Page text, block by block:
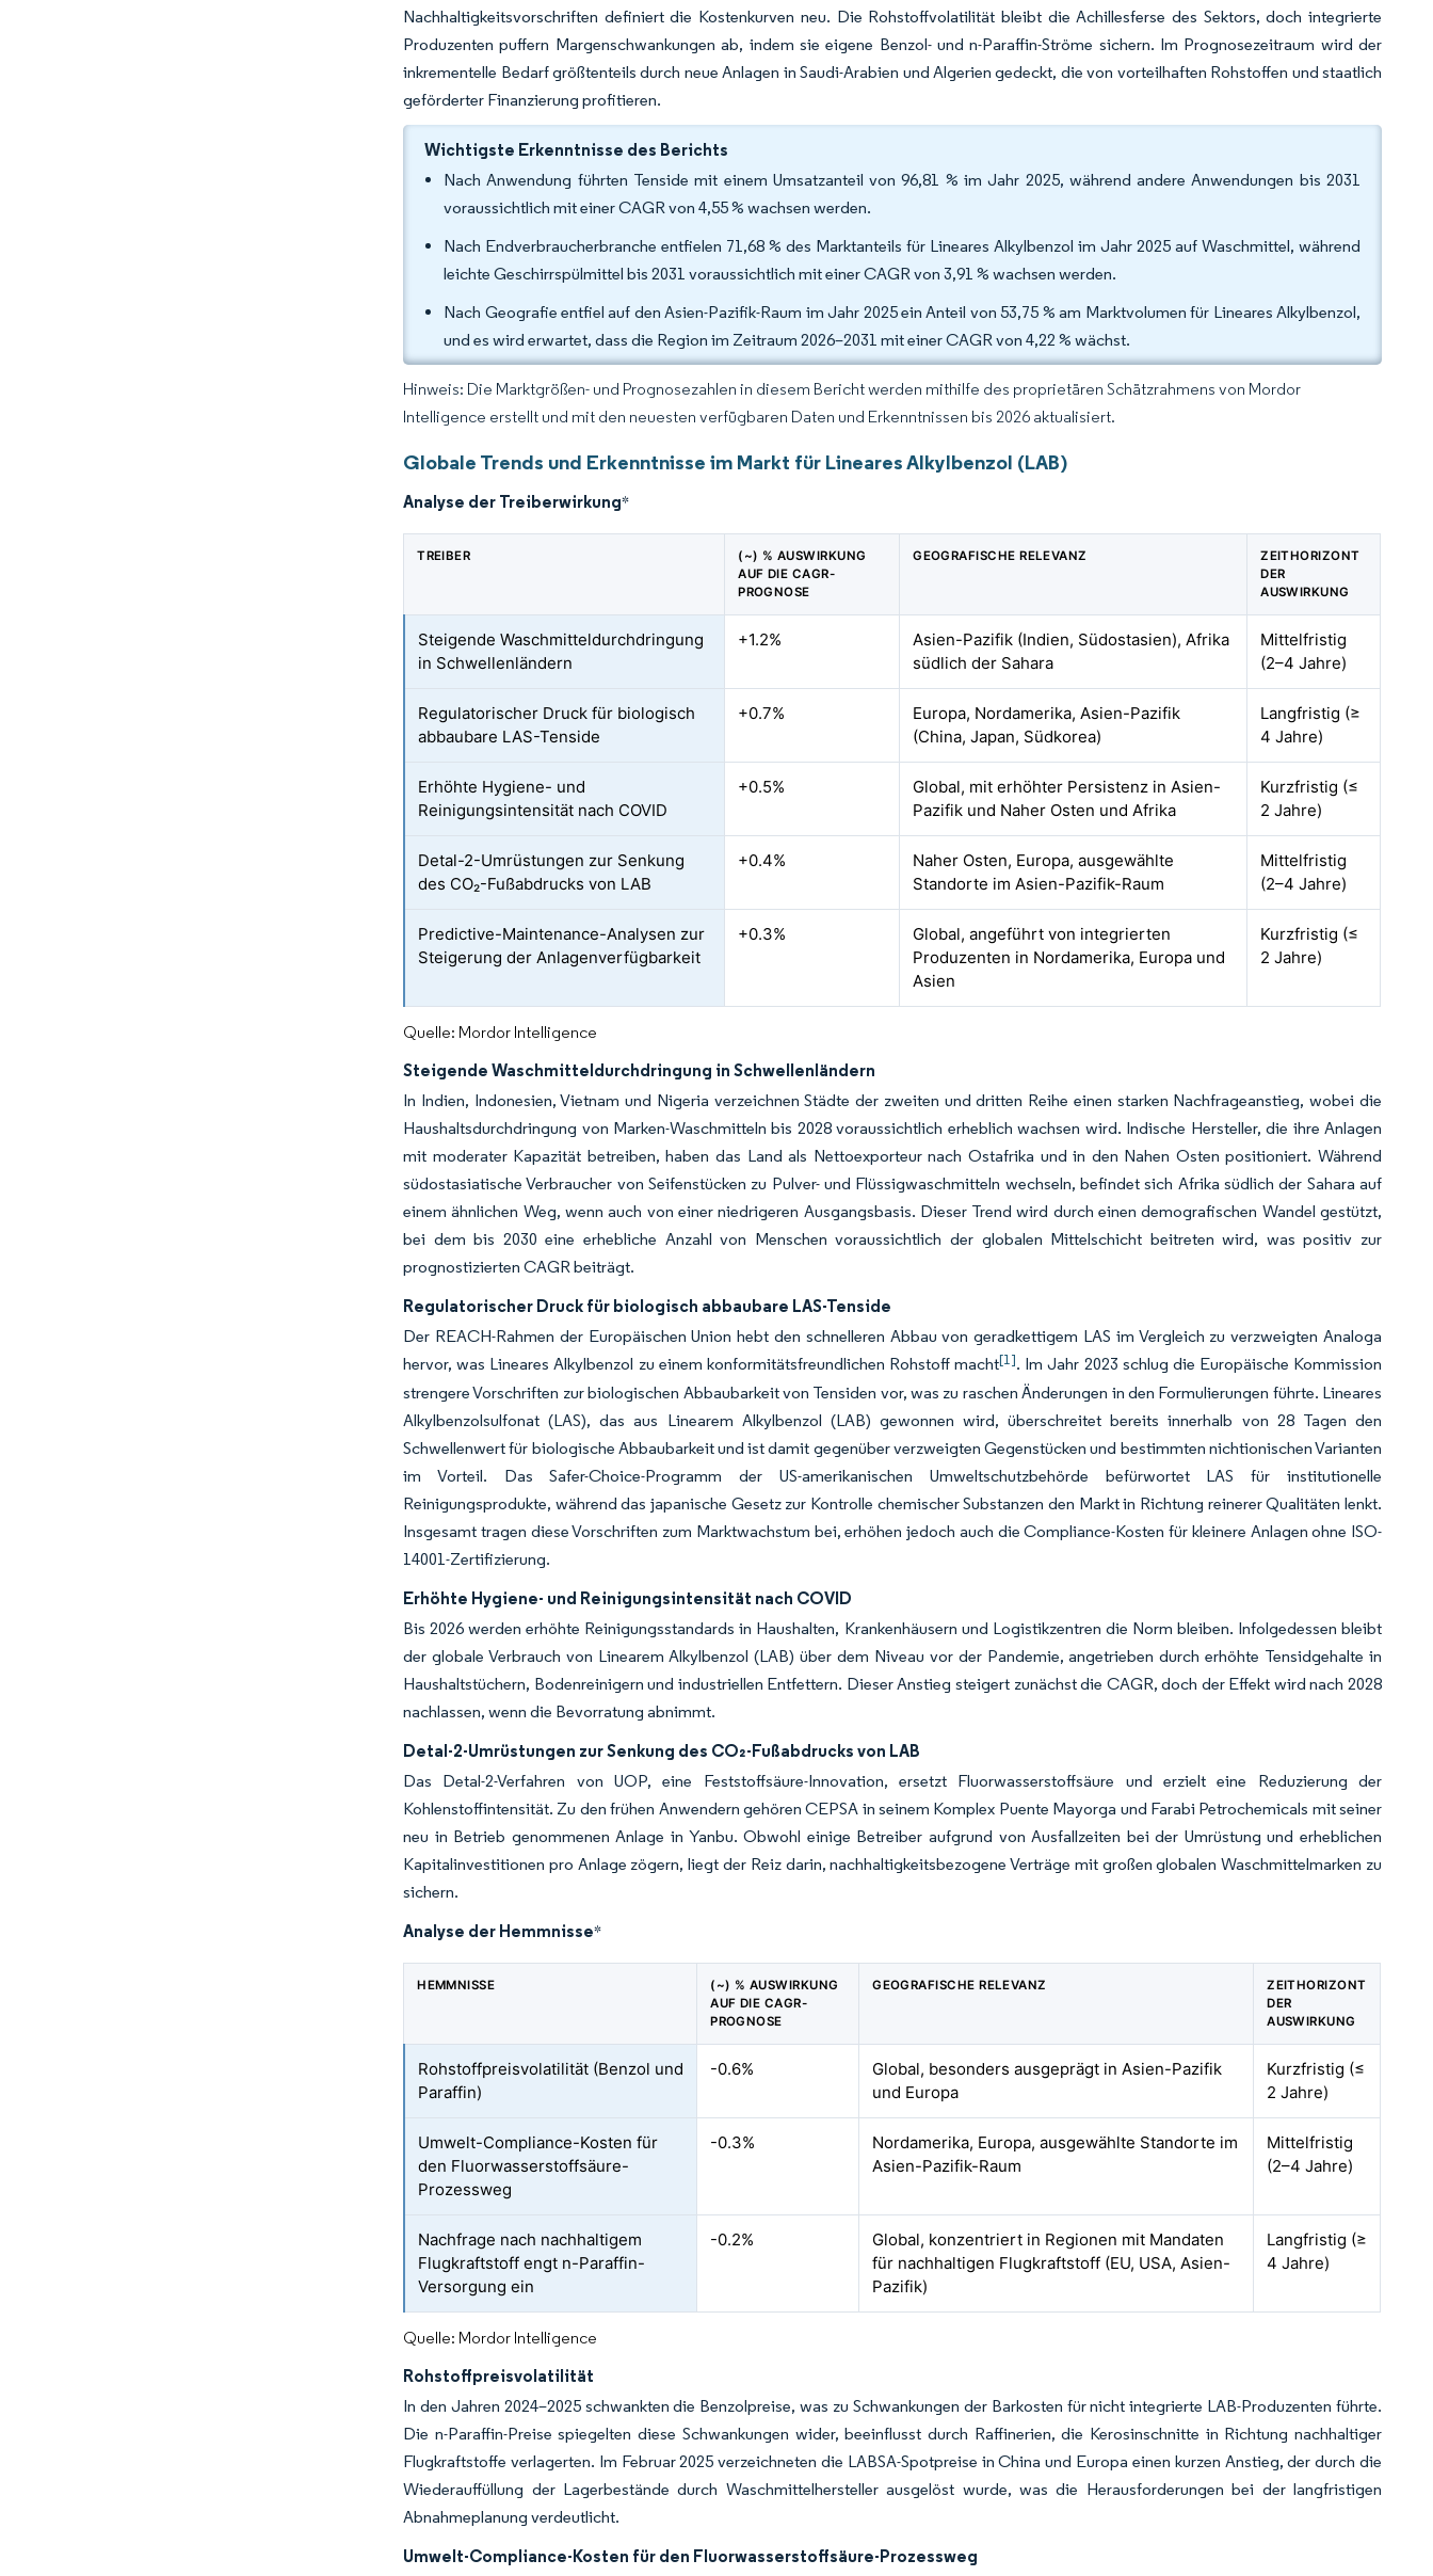
Nachhaltigkeitsvorschriften definiert die Kostenkurven neu. Die Rohstoffvolatilität bleibt die Achillesferse des Sektors, doch integrierte
Produzenten puffern Margenschwankungen ab, indem sie eigene Benzol- und n-Paraffin-Ströme sichern. Im Prognosezeitraum wird der
inkrementelle Bedarf größtenteils durch neue Anlagen in Saudi-Arabien und Algerien gedeckt, die von vorteilhaften Rohstoffen und staatlich
geförderter Finanzierung profitieren.
Wichtigste Erkenntnisse des Berichts
Nach Anwendung führten Tenside mit einem Umsatzanteil von 96,81 % im Jahr 2025, während andere Anwendungen bis 2031
voraussichtlich mit einer CAGR von 4,55 % wachsen werden.
Nach Endverbraucherbranche entfielen 71,68 % des Marktanteils für Lineares Alkylbenzol im Jahr 2025 auf Waschmittel, während
leichte Geschirrspülmittel bis 2031 voraussichtlich mit einer CAGR von 3,91 % wachsen werden.
Nach Geografie entfiel auf den Asien-Pazifik-Raum im Jahr 2025 ein Anteil von 53,75 % am Marktvolumen für Lineares Alkylbenzol,
und es wird erwartet, dass die Region im Zeitraum 2026–2031 mit einer CAGR von 4,22 % wächst.
Hinweis: Die Marktgrößen- und Prognosezahlen in diesem Bericht werden mithilfe des proprietären Schätzrahmens von Mordor
Intelligence erstellt und mit den neuesten verfügbaren Daten und Erkenntnissen bis 2026 aktualisiert.
Globale Trends und Erkenntnisse im Markt für Lineares Alkylbenzol (LAB)
Analyse der Treiberwirkung*
TREIBER
(~) % AUSWIRKUNG
AUF DIE CAGR-
PROGNOSE
GEOGRAFISCHE RELEVANZ
ZEITHORIZONT
DER
AUSWIRKUNG
Steigende Waschmitteldurchdringung
in Schwellenländern
+1.2%
Asien-Pazifik (Indien, Südostasien), Afrika
südlich der Sahara
Mittelfristig
(2–4 Jahre)
Regulatorischer Druck für biologisch
abbaubare LAS-Tenside
+0.7%
Europa, Nordamerika, Asien-Pazifik
(China, Japan, Südkorea)
Langfristig (≥
4 Jahre)
Erhöhte Hygiene- und
Reinigungsintensität nach COVID
+0.5%
Global, mit erhöhter Persistenz in Asien-
Pazifik und Naher Osten und Afrika
Kurzfristig (≤
2 Jahre)
Detal-2-Umrüstungen zur Senkung
des CO₂-Fußabdrucks von LAB
+0.4%
Naher Osten, Europa, ausgewählte
Standorte im Asien-Pazifik-Raum
Mittelfristig
(2–4 Jahre)
Predictive-Maintenance-Analysen zur
Steigerung der Anlagenverfügbarkeit
+0.3%
Global, angeführt von integrierten
Produzenten in Nordamerika, Europa und
Asien
Kurzfristig (≤
2 Jahre)
Quelle: Mordor Intelligence
Steigende Waschmitteldurchdringung in Schwellenländern
In Indien, Indonesien, Vietnam und Nigeria verzeichnen Städte der zweiten und dritten Reihe einen starken Nachfrageanstieg, wobei die
Haushaltsdurchdringung von Marken-Waschmitteln bis 2028 voraussichtlich erheblich wachsen wird. Indische Hersteller, die ihre Anlagen
mit moderater Kapazität betreiben, haben das Land als Nettoexporteur nach Ostafrika und in den Nahen Osten positioniert. Während
südostasiatische Verbraucher von Seifenstücken zu Pulver- und Flüssigwaschmitteln wechseln, befindet sich Afrika südlich der Sahara auf
einem ähnlichen Weg, wenn auch von einer niedrigeren Ausgangsbasis. Dieser Trend wird durch einen demografischen Wandel gestützt,
bei dem bis 2030 eine erhebliche Anzahl von Menschen voraussichtlich der globalen Mittelschicht beitreten wird, was positiv zur
prognostizierten CAGR beiträgt.
Regulatorischer Druck für biologisch abbaubare LAS-Tenside
Der REACH-Rahmen der Europäischen Union hebt den schnelleren Abbau von geradkettigem LAS im Vergleich zu verzweigten Analoga
hervor, was Lineares Alkylbenzol zu einem konformitätsfreundlichen Rohstoff macht[1]. Im Jahr 2023 schlug die Europäische Kommission
strengere Vorschriften zur biologischen Abbaubarkeit von Tensiden vor, was zu raschen Änderungen in den Formulierungen führte. Lineares
Alkylbenzolsulfonat (LAS), das aus Linearem Alkylbenzol (LAB) gewonnen wird, überschreitet bereits innerhalb von 28 Tagen den
Schwellenwert für biologische Abbaubarkeit und ist damit gegenüber verzweigten Gegenstücken und bestimmten nichtionischen Varianten
im Vorteil. Das Safer-Choice-Programm der US-amerikanischen Umweltschutzbehörde befürwortet LAS für institutionelle
Reinigungsprodukte, während das japanische Gesetz zur Kontrolle chemischer Substanzen den Markt in Richtung reinerer Qualitäten lenkt.
Insgesamt tragen diese Vorschriften zum Marktwachstum bei, erhöhen jedoch auch die Compliance-Kosten für kleinere Anlagen ohne ISO-
14001-Zertifizierung.
Erhöhte Hygiene- und Reinigungsintensität nach COVID
Bis 2026 werden erhöhte Reinigungsstandards in Haushalten, Krankenhäusern und Logistikzentren die Norm bleiben. Infolgedessen bleibt
der globale Verbrauch von Linearem Alkylbenzol (LAB) über dem Niveau vor der Pandemie, angetrieben durch erhöhte Tensidgehalte in
Haushaltstüchern, Bodenreinigern und industriellen Entfettern. Dieser Anstieg steigert zunächst die CAGR, doch der Effekt wird nach 2028
nachlassen, wenn die Bevorratung abnimmt.
Detal-2-Umrüstungen zur Senkung des CO₂-Fußabdrucks von LAB
Das Detal-2-Verfahren von UOP, eine Feststoffsäure-Innovation, ersetzt Fluorwasserstoffsäure und erzielt eine Reduzierung der
Kohlenstoffintensität. Zu den frühen Anwendern gehören CEPSA in seinem Komplex Puente Mayorga und Farabi Petrochemicals mit seiner
neu in Betrieb genommenen Anlage in Yanbu. Obwohl einige Betreiber aufgrund von Ausfallzeiten bei der Umrüstung und erheblichen
Kapitalinvestitionen pro Anlage zögern, liegt der Reiz darin, nachhaltigkeitsbezogene Verträge mit großen globalen Waschmittelmarken zu
sichern.
Analyse der Hemmnisse*
HEMMNISSE
(~) % AUSWIRKUNG
AUF DIE CAGR-
PROGNOSE
GEOGRAFISCHE RELEVANZ
ZEITHORIZONT
DER
AUSWIRKUNG
Rohstoffpreisvolatilität (Benzol und
Paraffin)
-0.6%
Global, besonders ausgeprägt in Asien-Pazifik
und Europa
Kurzfristig (≤
2 Jahre)
Umwelt-Compliance-Kosten für
den Fluorwasserstoffsäure-
Prozessweg
-0.3%
Nordamerika, Europa, ausgewählte Standorte im
Asien-Pazifik-Raum
Mittelfristig
(2–4 Jahre)
Nachfrage nach nachhaltigem
Flugkraftstoff engt n-Paraffin-
Versorgung ein
-0.2%
Global, konzentriert in Regionen mit Mandaten
für nachhaltigen Flugkraftstoff (EU, USA, Asien-
Pazifik)
Langfristig (≥
4 Jahre)
Quelle: Mordor Intelligence
Rohstoffpreisvolatilität
In den Jahren 2024–2025 schwankten die Benzolpreise, was zu Schwankungen der Barkosten für nicht integrierte LAB-Produzenten führte.
Die n-Paraffin-Preise spiegelten diese Schwankungen wider, beeinflusst durch Raffinerien, die Kerosinschnitte in Richtung nachhaltiger
Flugkraftstoffe verlagerten. Im Februar 2025 verzeichneten die LABSA-Spotpreise in China und Europa einen kurzen Anstieg, der durch die
Wiederauffüllung der Lagerbestände durch Waschmittelhersteller ausgelöst wurde, was die Herausforderungen bei der langfristigen
Abnahmeplanung verdeutlicht.
Umwelt-Compliance-Kosten für den Fluorwasserstoffsäure-Prozessweg